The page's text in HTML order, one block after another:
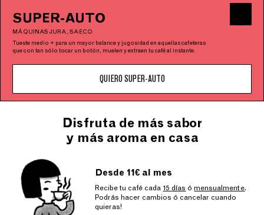
SUPER-AUTO
MÁQUINAS JURA, SAECO
Tueste medio + para un mayor balance y jugosidad en aquellas cafeteras
que con tan sólo tocar un botón, muelen y extraen tu café al instante.
QUIERO SUPER-AUTO
Disfruta de más sabor
y más aroma en casa
Desde 11€ al mes
Recibe tu café cada 15 días ómensualmente.
Podrás hacer cambios ó cancelar cuando
quieras!